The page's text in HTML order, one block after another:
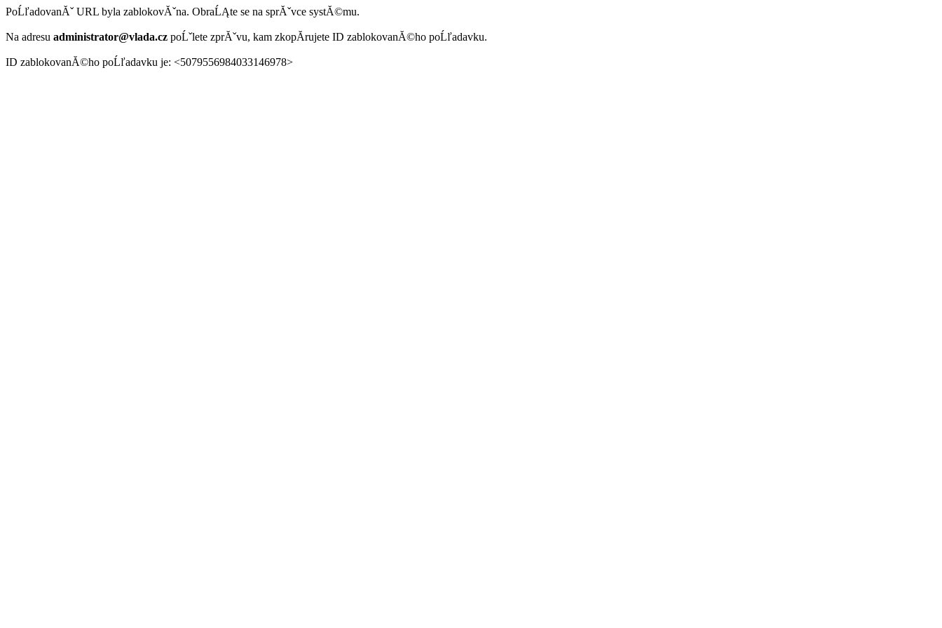
PoĹľadovanĂˇ URL byla zablokovĂˇna. ObraĹĄte se na sprĂˇvce systĂ©mu.
Na adresu administrator@vlada.cz poĹˇlete zprĂˇvu, kam zkopĂ­rujete ID zablokovanĂ©ho poĹľadavku.
ID zablokovanĂ©ho poĹľadavku je: <5079556984033146978>